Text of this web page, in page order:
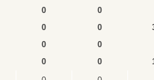
0
0
0 0
0
0
0 0